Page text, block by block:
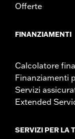
Offerte
FINANZIAMENTI
Calcolatore
Finanziamenti
Servizi
Extended
SERVIZI PER LA